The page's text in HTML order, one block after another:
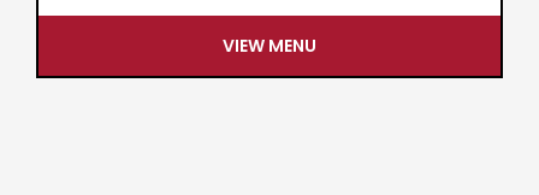
VIEW MENU